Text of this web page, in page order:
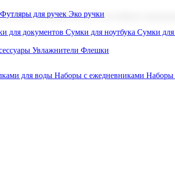
Футляры для ручек Эко ручки
для документов Сумки для ноутбука Сумки
Увлажнители Флешки
В нашем каталоге вы найдете
для воды Наборы с ежедневниками Наборы